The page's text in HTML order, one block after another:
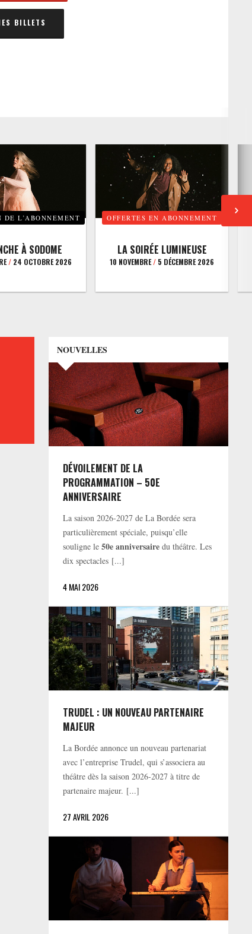
BILLETS
DE L’ABONNEMENT
À SODOME
/24 OCTOBRE 2026
OFFERTES EN ABONNEMENT
LA SOIRÉE LUMINEUSE
10 NOVEMBRE/ 5 DÉCEMBRE 2026
NOUVELLES
DÉVOILEMENT DE LA
PROGRAMMATION – 50E
ANNIVERSAIRE
La saison 2026-2027 de La Bordée sera
particulièrement spéciale, puisqu’elle
souligne le50e anniversaire du théâtre. Les
dix spectacles [...]
4 MAI 2026
TRUDEL : UN NOUVEAU PARTENAIRE
MAJEUR
La Bordée annonce un nouveau partenariat
avec l’entreprise Trudel, qui s’associera au
théâtre dès la saison 2026-2027 à titre de
partenaire majeur. [...]
27 AVRIL 2026